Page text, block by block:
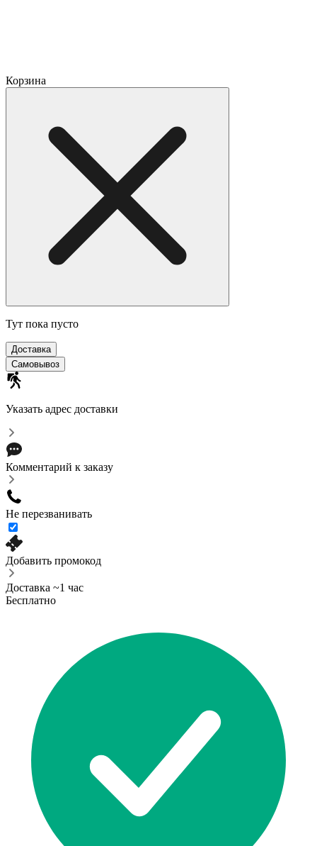
Корзина
Тут пока пусто
Доставка
Самовывоз
Указать адрес доставки
Комментарий к заказу
Не перезванивать
Добавить промокод
Доставка ~1 час
Бесплатно